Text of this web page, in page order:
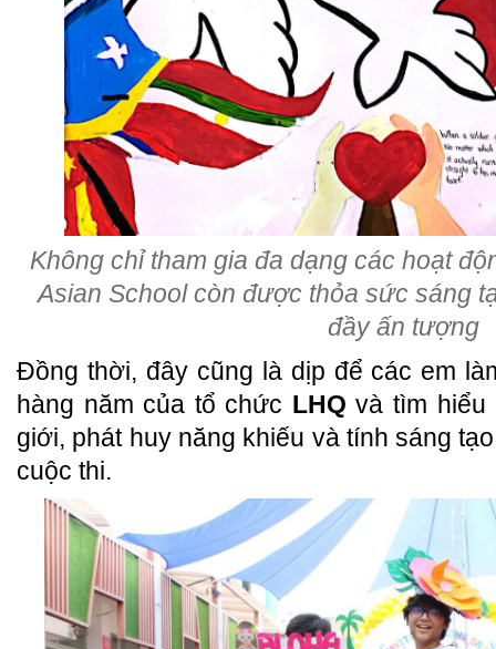
Không chỉ tham gia đa dạng các hoạt
Asian School còn được thỏa sức sáng
đầy ấn tượng
Đồng thời, đây cũng là dịp để các em
hàng năm của tổ chức LHQ và tìm hiểu
giới, phát huy năng khiếu và tính sáng
cuộc thi.